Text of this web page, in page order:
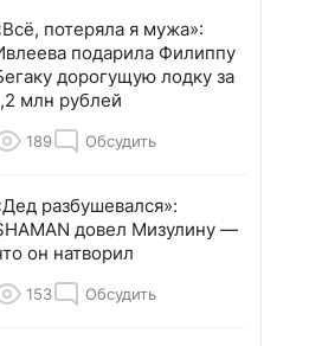
потеряла я мужа»:
подарила Филиппу
дорогущую лодку за
млн рублей
189 Обсудить
разбушевался»:
довел Мизулину —
он натворил
153 Обсудить